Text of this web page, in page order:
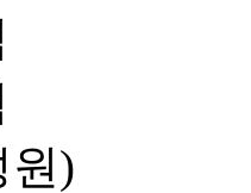
원)